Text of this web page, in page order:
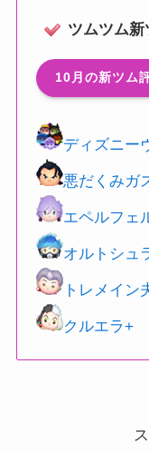
ツムツム
10月の新ツム
ディズニー
悪だくみガ
エペルフェ
オルトシュ
トレメイン
クルエラ+